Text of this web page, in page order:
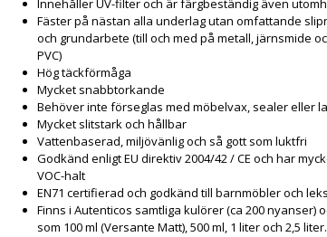
Innehåller UV-filter och är färgbeständig även
Fäster på nästan alla underlag utan omfattande
och grundarbete (till och med på metall, järnsmide
PVC)
Hög täckförmåga
Mycket snabbtorkande
Behöver inte förseglas med möbelvax, sealer eller
Mycket slitstark och hållbar
Vattenbaserad, miljövänlig och så gott som luktfri
Godkänd enligt EU direktiv 2004/42 / CE och har
VOC-halt
EN71 certifierad och godkänd till barnmöbler och
Finns i Autenticos samtliga kulörer (ca 200 nyanser)
som 100 ml (Versante Matt), 500 ml, 1 liter och 2,5 liter.